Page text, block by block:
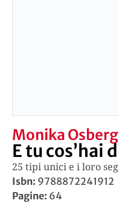
Monika
E tu cos’hai
25 tipi unici e i loro
Isbn: 9788872241912
Pagine: 64